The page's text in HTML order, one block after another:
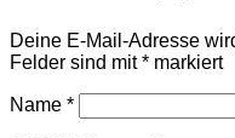
Deine E-Mail-Adresse
Felder sind mit* markiert
Name *